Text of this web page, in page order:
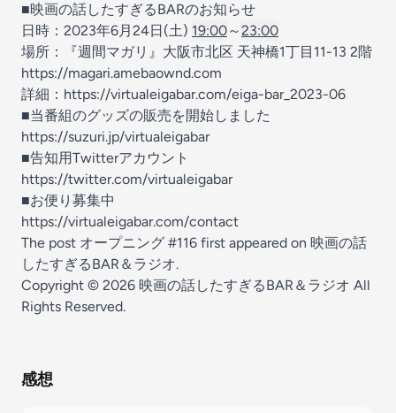
■映画の話したすぎるBARのお知らせ
日時：2023年6月24日(土) 19:00～23:00
場所：『週間マガリ』大阪市北区 天神橋1丁目11-13 2階
https://magari.amebaownd.com
詳細： https://virtualeigabar.com/eiga-bar_2023-06
■当番組のグッズの販売を開始しました
https://suzuri.jp/virtualeigabar
■告知用Twitterアカウント
https://twitter.com/virtualeigabar
■お便り募集中
https://virtualeigabar.com/contact
The post オープニング #116 first appeared on 映画の話
したすぎるBAR＆ラジオ.
Copyright © 2026 映画の話したすぎるBAR＆ラジオ All
Rights Reserved.
感想